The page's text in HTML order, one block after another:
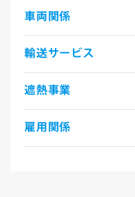
車両関係
輸送サービス
遮熱事業
雇用関係